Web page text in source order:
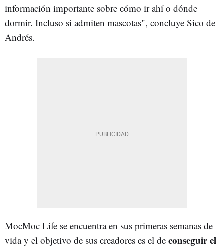
información importante sobre cómo ir ahí o dónde
dormir. Incluso si admiten mascotas", concluye Sico de
Andrés.
MocMoc Life se encuentra en sus primeras semanas de
vida y el objetivo de sus creadores es el de conseguir el